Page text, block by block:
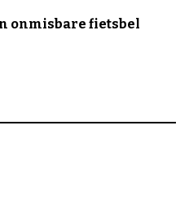
onmisbare fietsbel